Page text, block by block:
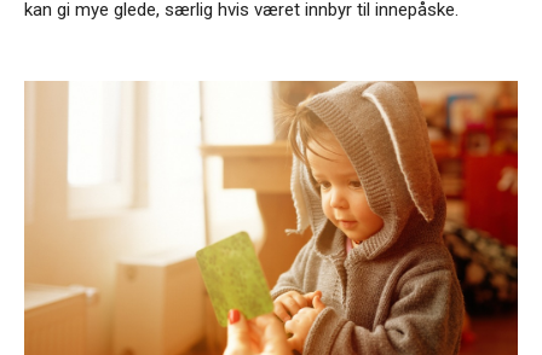
kan gi mye glede, særlig hvis været innbyr til innepåske.